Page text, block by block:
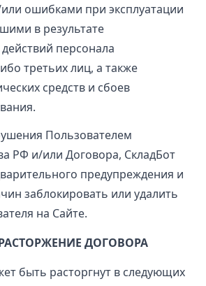
ошибками при эксплуатации
в результате
персонала
третьих лиц, а также
средств и сбоев
Пользователем
РФ и/или Договора, СкладБот
предупреждения и
заблокировать или удалить
на Сайте.
ДОГОВОРА
быть расторгнут в следующих